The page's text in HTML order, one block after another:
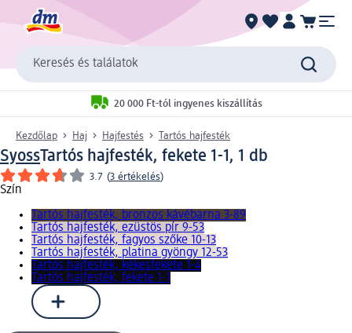
Keresés és találatok
20 000 Ft-tól ingyenes kiszállítás
Kezdőlap Haj Hajfestés Tartós hajfesték
SyossTartós hajfesték, fekete 1-1, 1 db
3.7 (3 értékelés)
Szín
Tartós hajfesték, bronzos kávébarna 3-89
Tartós hajfesték, ezüstös pír 9-53
Tartós hajfesték, fagyos szőke 10-13
Tartós hajfesték, platina gyöngy 12-53
Tartós hajfesték, kékesfekete 1-4
Tartós hajfesték, fekete 1-1